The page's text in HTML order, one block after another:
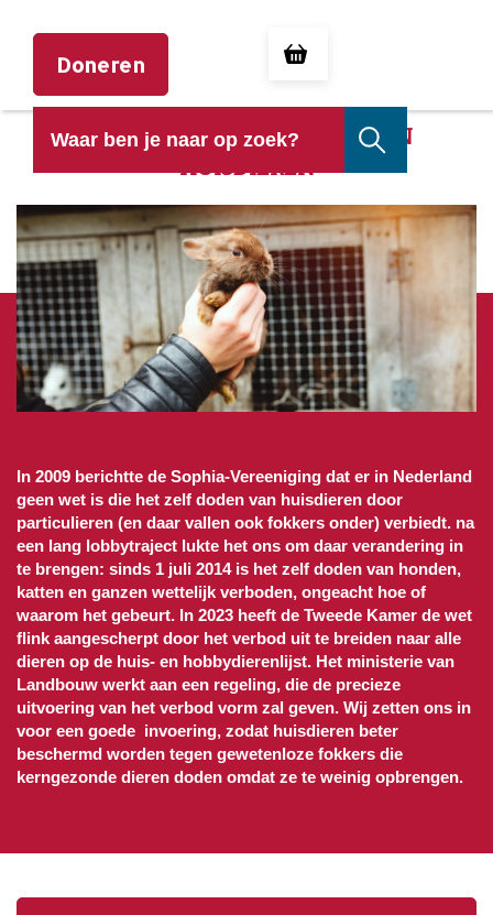
Doneren
VERBIED HET ZELF DODEN VAN
HUISDIEREN
In 2009 berichtte de Sophia-Vereeniging dat er in Nederland
geen wet is die het zelf doden van huisdieren door
particulieren (en daar vallen ook fokkers onder) verbiedt. na
een lang lobbytraject lukte het ons om daar verandering in
te brengen: sinds 1 juli 2014 is het zelf doden van honden,
katten en ganzen wettelijk verboden, ongeacht hoe of
waarom het gebeurt. In 2023 heeft de Tweede Kamer de wet
flink aangescherpt door het verbod uit te breiden naar alle
dieren op de huis- en hobbydierenlijst. Het ministerie van
Landbouw werkt aan een regeling, die de precieze
uitvoering van het verbod vorm zal geven. Wij zetten ons in
voor een goede invoering, zodat huisdieren beter
beschermd worden tegen gewetenloze fokkers die
kerngezonde dieren doden omdat ze te weinig opbrengen.